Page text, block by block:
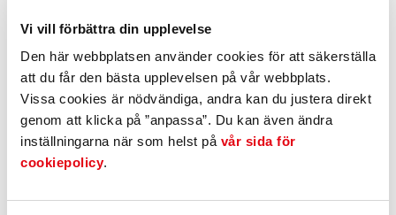
Vi vill förbättra din upplevelse
Den här webbplatsen använder cookies för att säkerställa
att du får den bästa upplevelsen på vår webbplats.
Vissa cookies är nödvändiga, andra kan du justera direkt
genom att klicka på ”anpassa”. Du kan även ändra
inställningarna när som helst på vår sida för
cookiepolicy.
Vi kommer att presentera de viktigaste trenderna och förändringarna
inom politik, ekonomi, samhälle och teknik som du behöver ha koll
på. Allt för att du på bästa sätt ska kunna förbereda dig och din
verksamhet för det kommande året.
Du kommer också att få en presentation av Docere’s och Business
Gnosjöregions kommande projekt ”Framtidsdriv”. Ett projekt där du
har möjlighet att delta för att öka din förmåga att, genom bättre koll
på omvärlden och framtiden, kunna utveckla ditt eget företag och
dess verksamhet.